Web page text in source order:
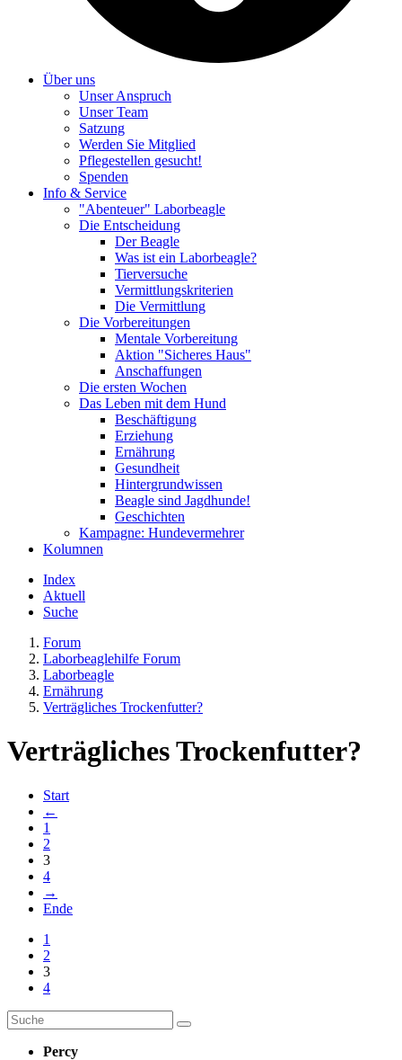
Über uns
Unser Anspruch
Unser Team
Satzung
Werden Sie Mitglied
Pflegestellen gesucht!
Spenden
Info & Service
"Abenteuer" Laborbeagle
Die Entscheidung
Der Beagle
Was ist ein Laborbeagle?
Tierversuche
Vermittlungskriterien
Die Vermittlung
Die Vorbereitungen
Mentale Vorbereitung
Aktion "Sicheres Haus"
Anschaffungen
Die ersten Wochen
Das Leben mit dem Hund
Beschäftigung
Erziehung
Ernährung
Gesundheit
Hintergrundwissen
Beagle sind Jagdhunde!
Geschichten
Kampagne: Hundevermehrer
Kolumnen
Index
Aktuell
Suche
Forum
Laborbeaglehilfe Forum
Laborbeagle
Ernährung
Verträgliches Trockenfutter?
Verträgliches Trockenfutter?
Start
←
1
2
3
4
→
Ende
1
2
3
4
Percy